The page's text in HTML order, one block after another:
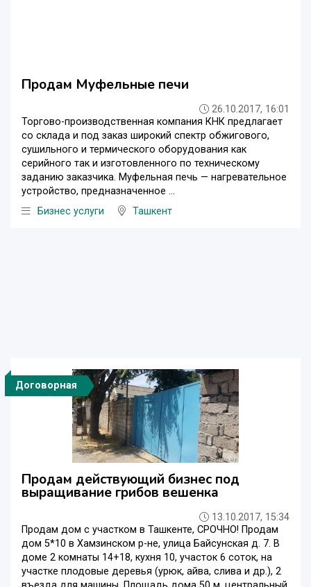
Продам Муфельные печи
26.10.2017, 16:01
Торгово-производственная компания КНК предлагает
со склада и под заказ широкий спектр обжигового,
сушильного и термического оборудования как
серийного так и изготовленного по техническому
заданию заказчика. Муфельная печь — нагревательное
устройство, предназначенное ...
Бизнес услуги
Ташкент
Договорная
Продам действующий бизнес под
выращивание грибов вешенка
13.10.2017, 15:34
Продам дом с участком в Ташкенте, СРОЧНО! Продам
дом 5*10 в Хамзинском р-не, улица Байсунская д. 7. В
доме 2 комнаты 14+18, кухня 10, участок 6 соток, на
участке плодовые деревья (урюк, айва, слива и др.), 2